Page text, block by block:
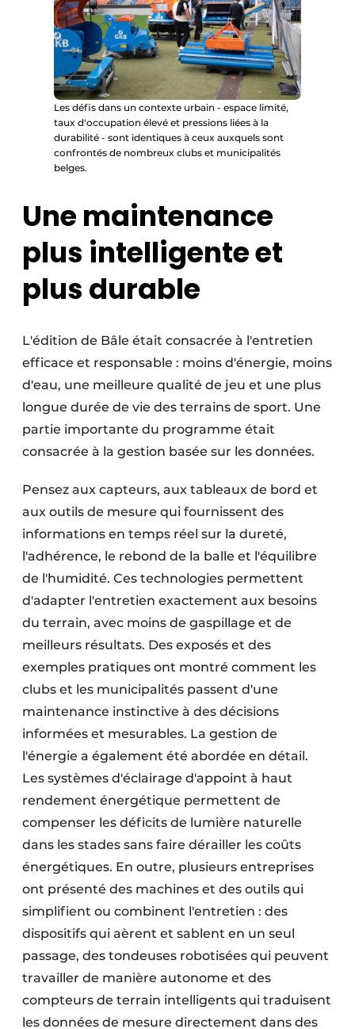
Les défis dans un contexte urbain - espace limité,
taux d'occupation élevé et pressions liées à la
durabilité - sont identiques à ceux auxquels sont
confrontés de nombreux clubs et municipalités
belges.
Une maintenance
plus intelligente et
plus durable
L'édition de Bâle était consacrée à l'entretien
efficace et responsable : moins d'énergie, moins
d'eau, une meilleure qualité de jeu et une plus
longue durée de vie des terrains de sport. Une
partie importante du programme était
consacrée à la gestion basée sur les données.
Pensez aux capteurs, aux tableaux de bord et
aux outils de mesure qui fournissent des
informations en temps réel sur la dureté,
l'adhérence, le rebond de la balle et l'équilibre
de l'humidité. Ces technologies permettent
d'adapter l'entretien exactement aux besoins
du terrain, avec moins de gaspillage et de
meilleurs résultats. Des exposés et des
exemples pratiques ont montré comment les
clubs et les municipalités passent d'une
maintenance instinctive à des décisions
informées et mesurables. La gestion de
l'énergie a également été abordée en détail.
Les systèmes d'éclairage d'appoint à haut
rendement énergétique permettent de
compenser les déficits de lumière naturelle
dans les stades sans faire dérailler les coûts
énergétiques. En outre, plusieurs entreprises
ont présenté des machines et des outils qui
simplifient ou combinent l'entretien : des
dispositifs qui aèrent et sablent en un seul
passage, des tondeuses robotisées qui peuvent
travailler de manière autonome et des
compteurs de terrain intelligents qui traduisent
les données de mesure directement dans des